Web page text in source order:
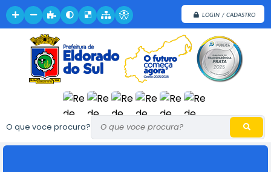
LOGIN / CADASTRO
O que voce procura?